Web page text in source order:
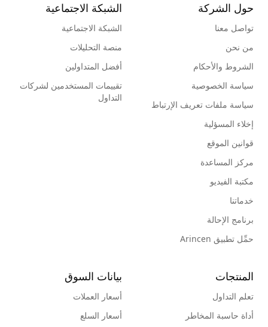
حول الشركة
تواصل معنا
من نحن
الشروط والأحكام
سياسة الخصوصية
سياسة ملفات تعريف الإرتباط
إخلاء المسؤلية
قوانين الموقع
مركز المساعدة
مكتبة الفيديو
خدماتنا
برنامج الإحالة
حمِّل تطبيق Arincen
الشبكة الاجتماعية
الشبكة الاجتماعية
منصة التحليلات
أفضل المتداولين
تقييمات المستخدمين لشركات
التداول
المنتجات
تعلم التداول
أداة حاسبة المخاطر
بيانات السوق
أسعار العملات
أسعار السلع